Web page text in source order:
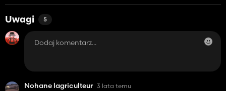
Uwagi 5
Nohane lagriculteur 3 lata temu